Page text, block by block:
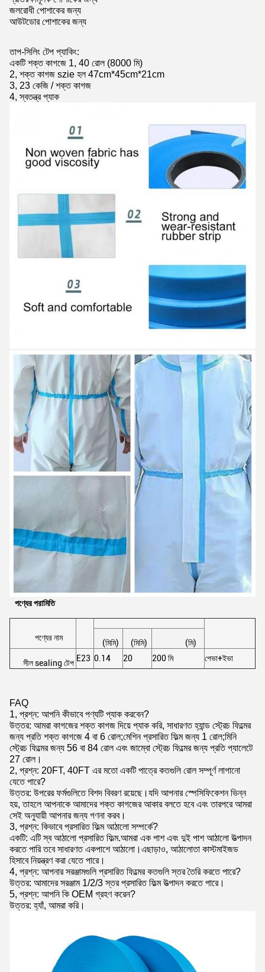
জলরোধী পোশাকের জন্য
আউটডোর পোশাকের জন্য
তাপ-সিলিং টেপ প্যাকিং:
একটি শক্ত কাগজে 1, 40 রোল (8000 মি)
2, শক্ত কাগজ szie হল 47cm*45cm*21cm
3, 23 কেজি / শক্ত কাগজ
4, স্বতন্ত্র প্যাক
পণ্যের পরামিতি
পণ্যের নাম
(মিমি) (মিমি) (মি)
সীল sealing টেপ E23 0.14 20 200 মি পেভা+ইভা
FAQ
1, প্রশ্ন: আপনি কীভাবে পণ্যটি প্যাক করবেন?
উত্তর: আমরা কাগজের শক্ত কাগজ দিয়ে প্যাক করি, সাধারণত হ্যান্ড স্ট্রেচ ফিল্মের
জন্য প্রতি শক্ত কাগজে 4 বা 6 রোল;মেশিন প্রসারিত ফিল্ম জন্য 1 রোল;মিনি
স্ট্রেচ ফিল্মের জন্য 56 বা 84 রোল এবং জাম্বো স্ট্রেচ ফিল্মের জন্য প্রতি প্যালেটে
27 রোল।
2, প্রশ্ন: 20FT, 40FT এর মতো একটি পাত্রে কতগুলি রোল সম্পূর্ণ লাগানো
যেতে পারে?
উত্তর: উপরের ফর্মগুলিতে বিশদ বিবরণ রয়েছে।যদি আপনার স্পেসিফিকেশন ভিন্ন
হয়, তাহলে আপনাকে আমাদের শক্ত কাগজের আকার বলতে হবে এবং তারপরে আমরা
সেই অনুযায়ী আপনার জন্য গণনা করব।
3, প্রশ্ন: কিভাবে প্রসারিত ফিল্ম আঠালো সম্পর্কে?
একটি: এটি স্ব আঠালো প্রসারিত ফিল্ম.আমরা এক পাশ এবং দুই পাশ আঠালো উত্পাদন
করতে পারি তবে সাধারণত একপাশে আঠালো।এছাড়াও, আঠালোতা কাস্টমাইজড
হিসাবে নিয়ন্ত্রণ করা যেতে পারে।
4, প্রশ্ন: আপনার সরঞ্জামগুলি প্রসারিত ফিল্মের কতগুলি স্তর তৈরি করতে পারে?
উত্তর: আমাদের সরঞ্জাম 1/2/3 স্তর প্রসারিত ফিল্ম উত্পাদন করতে পারে।
5, প্রশ্ন: আপনি কি OEM গ্রহণ করেন?
উত্তর: হ্যাঁ, আমরা করি।